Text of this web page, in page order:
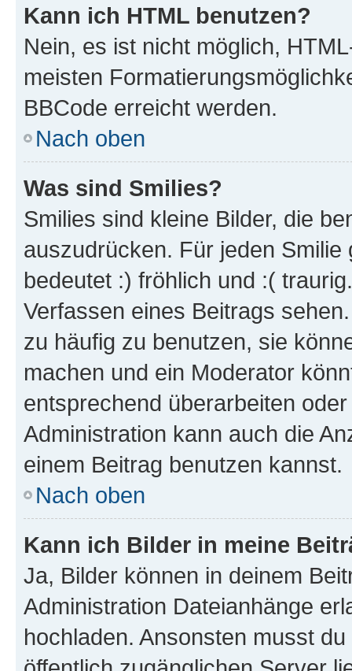
Kann ich HTML benutzen?
Nein, es ist nicht möglich,
meisten
BBCode erreicht werden.
Nach oben
Was sind Smilies?
Smilies sind kleine Bilder, die
auszudrücken. Für jeden
bedeutet :) fröhlich und :(
Verfassen eines Beitrags
zu häufig zu benutzen, sie
machen und ein Moderator
entsprechend überarbeiten
Administration kann auch die
einem Beitrag benutzen kannst.
Nach oben
Kann ich Bilder in meine
Ja, Bilder können in deinem
Administration Dateianhänge
hochladen. Ansonsten musst